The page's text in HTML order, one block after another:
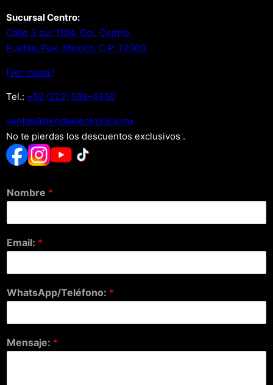
Sucursal Centro:
Calle 3 sur 1104, Col. Centro.
Puebla, Pue. Mexico. C.P. 72000.
[Ver mapa.]
Tel.: +52 (222) 598-4350
xm.acinortceleedneit@satnev
No te pierdas los descuentos exclusivos .
Nombre *
Email: *
WhatsApp/Teléfono: *
Mensaje: *